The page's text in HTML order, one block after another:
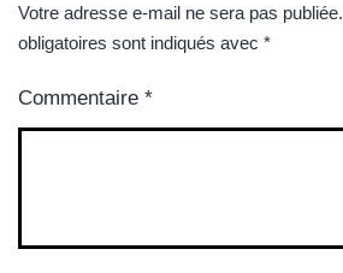
Votre adresse e-mail ne sera pas publiée.
obligatoires sont indiqués avec *
Commentaire *